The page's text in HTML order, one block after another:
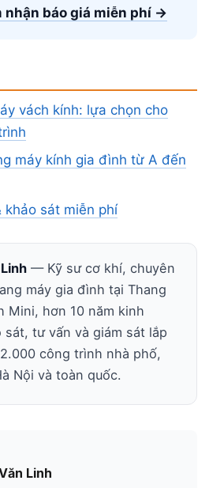
nhận báo giá miễn phí →
vách kính: lựa chọn cho
máy kính gia đình từ A đến
khảo sát miễn phí
— Kỹ sư cơ khí, chuyên
máy gia đình tại Thang
Mini, hơn 10 năm kinh
sát, tư vấn và giám sát lắp
công trình nhà phố,
Nội và toàn quốc.
Linh